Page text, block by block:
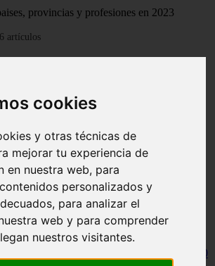
cookies
y otras técnicas de
mejorar tu experiencia de
en nuestra web, para
personalizados y
para analizar el
web y para comprender
nuestros visitantes.
provincias y profesiones en 2023
artículos
en Goiania, Precios actualizados 2022